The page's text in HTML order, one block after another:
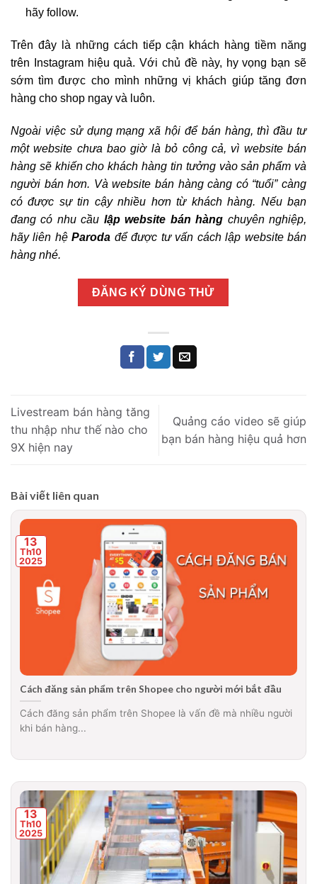
hãy follow.
Trên đây là những cách tiếp cận khách hàng tiềm năng
trên Instagram hiệu quả. Với chủ đề này, hy vọng bạn sẽ
sớm tìm được cho mình những vị khách giúp tăng đơn
hàng cho shop ngay và luôn.
Ngoài việc sử dụng mạng xã hội để bán hàng, thì đầu tư
một website chưa bao giờ là bỏ công cả, vì website bán
hàng sẽ khiến cho khách hàng tin tưởng vào sản phẩm và
người bán hơn. Và website bán hàng càng có “tuổi” càng
có được sự tin cậy nhiều hơn từ khách hàng. Nếu bạn
đang có nhu cầu lập website bán hàng chuyên nghiệp,
hãy liên hệParoda để được tư vấn cách lập website bán
hàng nhé.
ĐĂNG KÝ DÙNG THỬ
Livestream bán hàng tăng
thu nhập như thế nào cho
9X hiện nay
Quảng cáo video sẽ giúp
bạn bán hàng hiệu quả hơn
Bài viết liên quan
Cách đăng sản phẩm trên Shopee cho người mới bắt đầu
Cách đăng sản phẩm trên Shopee là vấn đề mà nhiều người
khi bán hàng...
13
Th10
2025
13
Th10
2025